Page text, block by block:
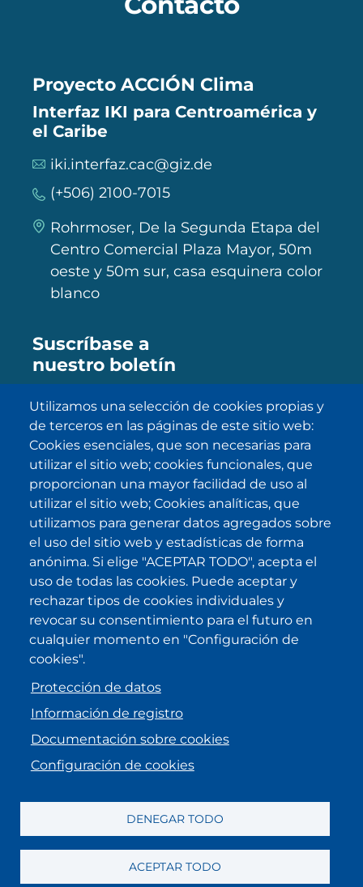
Proyecto ACCIÓN Clima
Interfaz IKI para Centroamérica y
el Caribe
iki.interfaz.cac@giz.de
(+506) 2100-7015
Rohrmoser, De la Segunda Etapa del
Centro Comercial Plaza Mayor, 50m
oeste y 50m sur, casa esquinera color
blanco
Suscríbase a
nuestro boletín
SUBSCRIBE
He sido informado/a sobre política
de privacidad
y la acepto.
IKI en otras latitudes
. . . .
Menu Footer
Protección de datos
Mecanismo de denuncias
Utilizamos una selección de cookies propias y
de terceros en las páginas de este sitio web:
Cookies esenciales, que son necesarias para
utilizar el sitio web; cookies funcionales, que
proporcionan una mayor facilidad de uso al
utilizar el sitio web; Cookies analíticas, que
utilizamos para generar datos agregados sobre
el uso del sitio web y estadísticas de forma
anónima. Si elige "ACEPTAR TODO", acepta el
uso de todas las cookies. Puede aceptar y
rechazar tipos de cookies individuales y
revocar su consentimiento para el futuro en
cualquier momento en "Configuración de
cookies".
Protección de datos
Información de registro
Documentación sobre cookies
Configuración de cookies
DENEGAR TODO
ACEPTAR TODO